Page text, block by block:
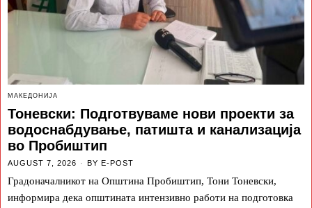
МАКЕДОНИЈА
Тоневски: Подготвуваме нови проекти за
водоснабдување, патишта и канализација
во Пробиштип
AUGUST 7, 2026 BY E-POST
Градоначалникот на Општина Пробиштип, Тони Тоневски,
информира дека општината интензивно работи на подготовка